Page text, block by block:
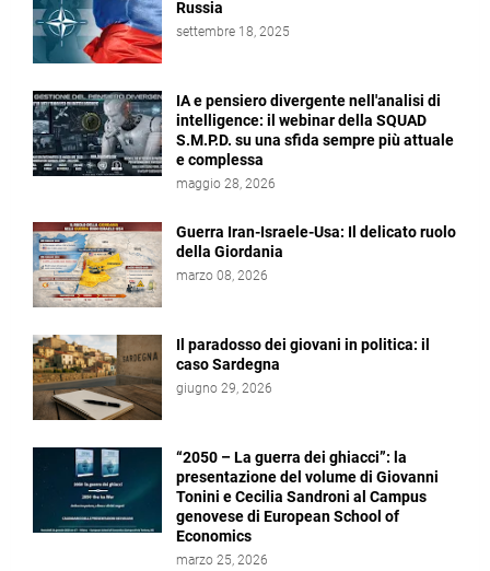
Russia
settembre 18, 2025
IA e pensiero divergente nell'analisi di
intelligence: il webinar della SQUAD
S.M.P.D. su una sfida sempre più attuale
e complessa
maggio 28, 2026
Guerra Iran-Israele-Usa: Il delicato ruolo
della Giordania
marzo 08, 2026
Il paradosso dei giovani in politica: il
caso Sardegna
giugno 29, 2026
“2050 – La guerra dei ghiacci”: la
presentazione del volume di Giovanni
Tonini e Cecilia Sandroni al Campus
genovese di European School of
Economics
marzo 25, 2026